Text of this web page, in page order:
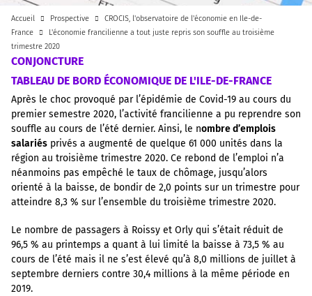
Accueil Prospective
CROCIS, l'observatoire de l'économie en Ile-de-
France
L'économie francilienne a tout juste repris son souffle au troisième
trimestre 2020
CONJONCTURE
TABLEAU DE BORD ÉCONOMIQUE DE L'ILE-DE-FRANCE
Après le choc provoqué par l’épidémie de Covid-19 au cours du
premier semestre 2020, l’activité francilienne a pu reprendre son
souffle au cours de l’été dernier. Ainsi, le nombre d’emplois
salariés privés a augmenté de quelque 61 000 unités dans la
région au troisième trimestre 2020. Ce rebond de l’emploi n’a
néanmoins pas empêché le taux de chômage, jusqu’alors
orienté à la baisse, de bondir de 2,0 points sur un trimestre pour
atteindre 8,3 % sur l’ensemble du troisième trimestre 2020.
Le nombre de passagers à Roissy et Orly qui s’était réduit de
96,5 % au printemps a quant à lui limité la baisse à 73,5 % au
cours de l’été mais il ne s’est élevé qu’à 8,0 millions de juillet à
septembre derniers contre 30,4 millions à la même période en
2019.